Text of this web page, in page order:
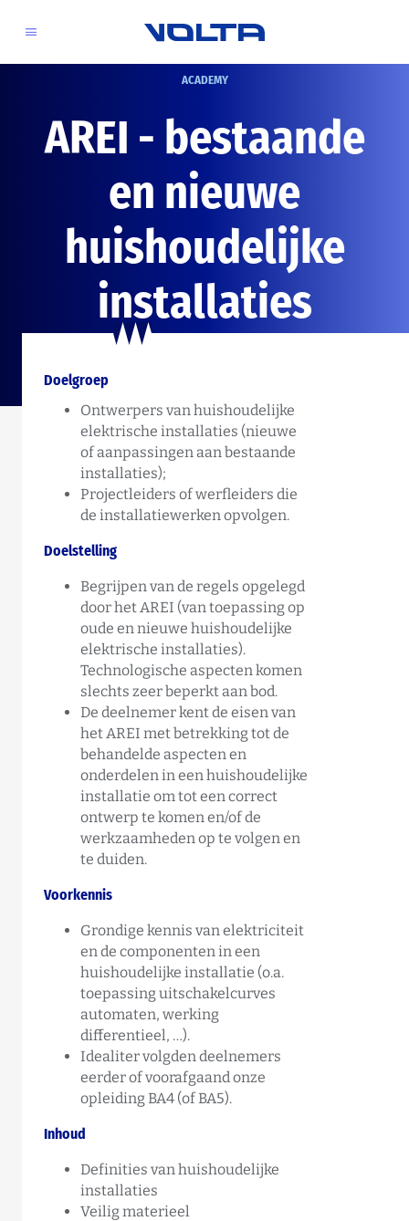
ACADEMY
AREI - bestaande
en nieuwe
huishoudelijke
installaties
Doelgroep
Ontwerpers van huishoudelijke
elektrische installaties (nieuwe
of aanpassingen aan bestaande
installaties);
Projectleiders of werfleiders die
de installatiewerken opvolgen.
Doelstelling
Begrijpen van de regels opgelegd
door het AREI (van toepassing op
oude en nieuwe huishoudelijke
elektrische installaties).
Technologische aspecten komen
slechts zeer beperkt aan bod.
De deelnemer kent de eisen van
het AREI met betrekking tot de
behandelde aspecten en
onderdelen in een huishoudelijke
installatie om tot een correct
ontwerp te komen en/of de
werkzaamheden op te volgen en
te duiden.
Voorkennis
Grondige kennis van elektriciteit
en de componenten in een
huishoudelijke installatie (o.a.
toepassing uitschakelcurves
automaten, werking
differentieel, …).
Idealiter volgden deelnemers
eerder of voorafgaand onze
opleiding BA4 (of BA5).
Inhoud
Definities van huishoudelijke
installaties
Veilig materieel